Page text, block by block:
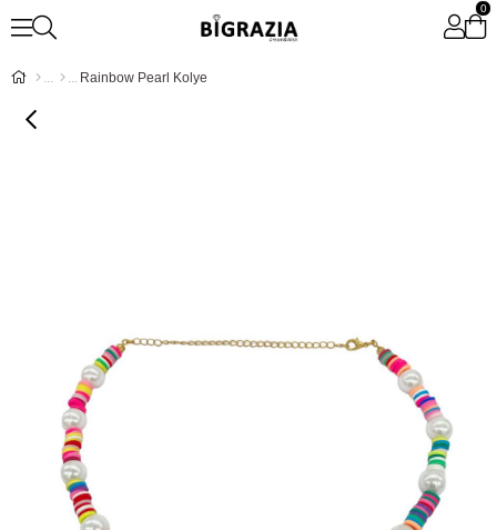
0
Rainbow Pearl Kolye